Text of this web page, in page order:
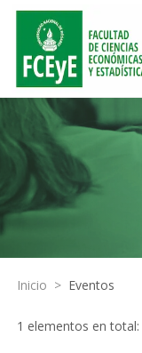
Inicio > Eventos
1 elementos en total: